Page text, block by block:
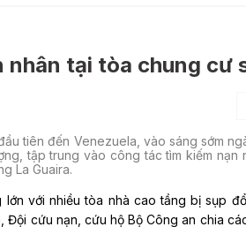
nhân tại tòa chung cư
tiên đến Venezuela, vào sáng sớm
tập trung vào công tác tìm kiếm nạn
La Guaira.
với nhiều tòa nhà cao tầng bị sụp
Đội cứu nạn, cứu hộ Bộ Công an chia